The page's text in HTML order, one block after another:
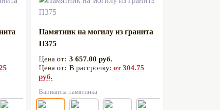
Памятник на могилу из гранита
П375
3 657.00 руб.
В рассрочку: от 304.75
руб.
Варианты памятника